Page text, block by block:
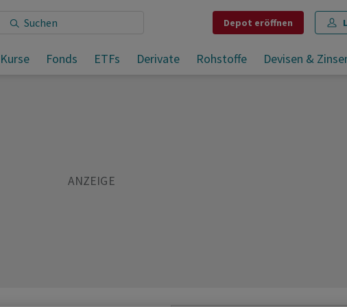
Depot eröffnen
Kurse Fonds ETFs Derivate Rohstoffe Devisen &
Teilen Merken Drucken Kommentare